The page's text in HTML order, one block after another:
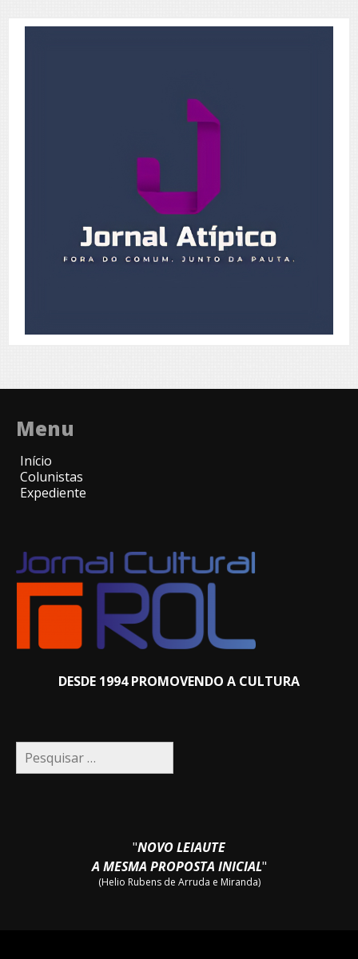
Menu
Início
Colunistas
Expediente
DESDE 1994 PROMOVENDO A CULTURA
Pesquisar
por:
"NOVO LEIAUTE
A MESMA PROPOSTA INICIAL"
(Helio Rubens de Arruda e Miranda)